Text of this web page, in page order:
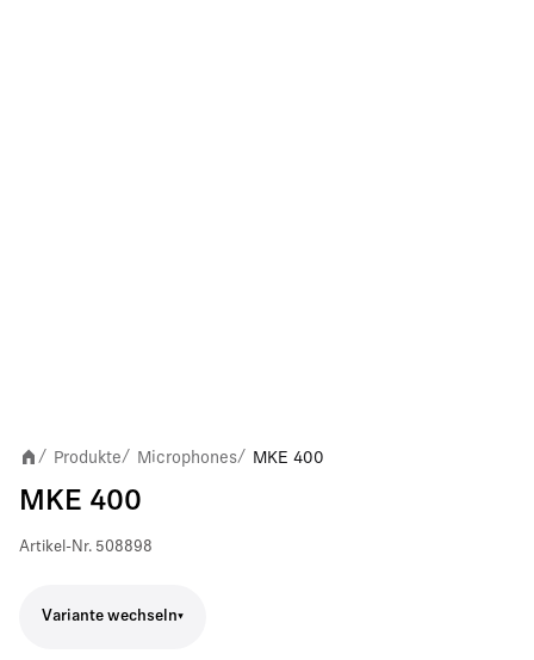
/ Produkte/ Microphones/ MKE 400
MKE 400
Artikel-Nr. 508898
Variante wechseln